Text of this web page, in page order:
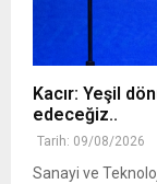
Kacır: Yeşil
edeceğiz..
Tarih: 09/08/2026
Sanayi ve